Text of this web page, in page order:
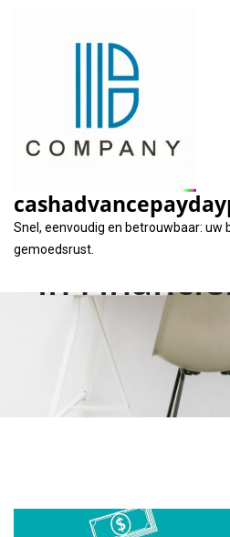
Snel, eenvoudig en betrouwbaar: uw
gemoedsrust.
Uitkering
Lenen van
Een
in